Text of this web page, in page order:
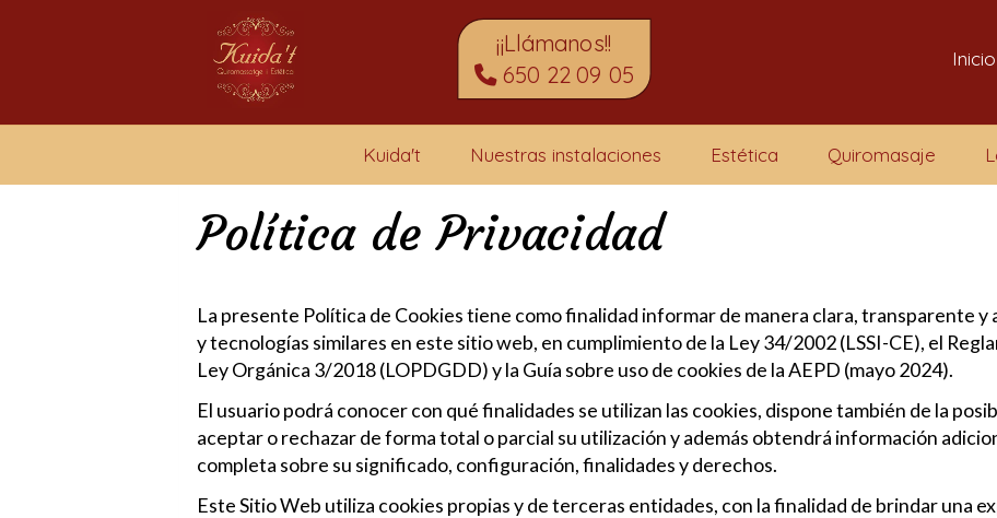
¡¡Llámanos!!
650 22 09 05
Inicio
Kuida't Nuestras instalaciones Estética Quiromasaje
Política de Privacidad
La presente Política de Cookies tiene como finalidad informar de manera clara, transparente y
y tecnologías similares en este sitio web, en cumplimiento de la Ley 34/2002 (LSSI-CE), el
Ley Orgánica 3/2018 (LOPDGDD) y la Guía sobre uso de cookies de la AEPD (mayo 2024).
El usuario podrá conocer con qué finalidades se utilizan las cookies, dispone también de la
aceptar o rechazar de forma total o parcial su utilización y además obtendrá información
completa sobre su significado, configuración, finalidades y derechos.
Este Sitio Web utiliza cookies propias y de terceras entidades, con la finalidad de brindar una